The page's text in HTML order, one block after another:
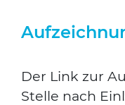
Der Link zur
Stel­le nach